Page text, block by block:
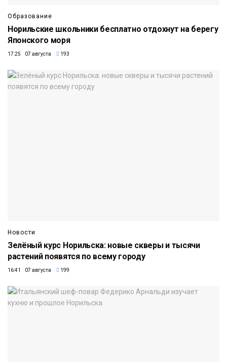
Образование
Норильские школьники бесплатно отдохнут на берегу
Японского моря
17:25 07 августа 193
Новости
Зелёный курс Норильска: новые скверы и тысячи
растений появятся по всему городу
16:41 07 августа 199